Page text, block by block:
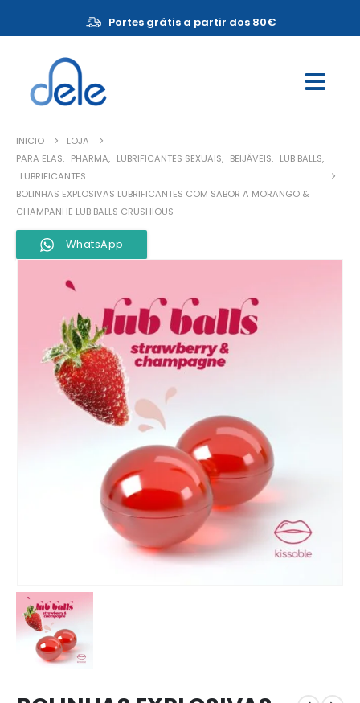
Portes grátis a partir dos 80€
INICIO
LOJA
PARA ELAS, PHARMA, LUBRIFICANTES SEXUAIS, BEIJÁVEIS, LUB BALLS,
LUBRIFICANTES
BOLINHAS EXPLOSIVAS LUBRIFICANTES COM SABOR A MORANGO &
CHAMPANHE LUB BALLS CRUSHIOUS
WhatsApp